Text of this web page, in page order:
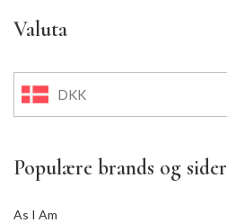
Valuta
DKK
Populære brands og sider
As I Am